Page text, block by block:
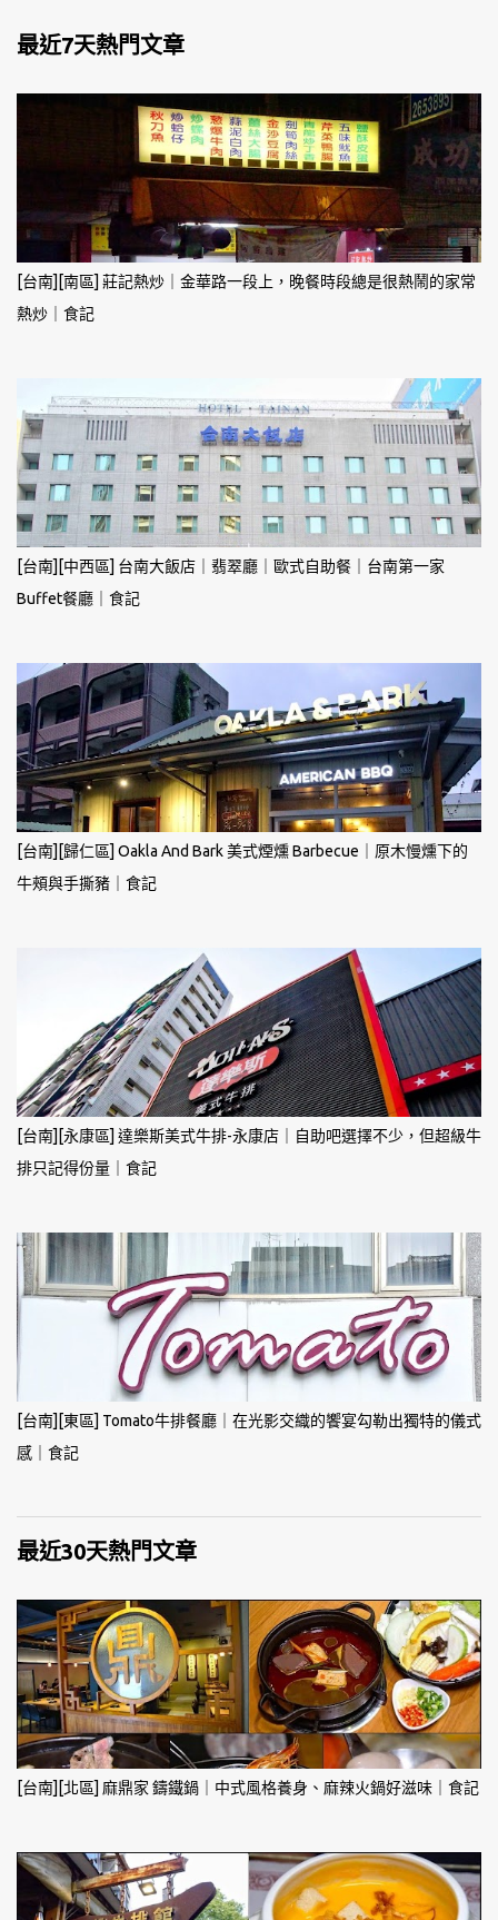
最近7天熱門文章
[台南][南區] 莊記熱炒｜金華路一段上，晚餐時段總是很熱鬧的家常
熱炒｜食記
[台南][中西區] 台南大飯店｜翡翠廳｜歐式自助餐｜台南第一家
Buffet餐廳｜食記
[台南][歸仁區] Oakla And Bark 美式煙燻 Barbecue｜原木慢燻下的
牛頰與手撕豬｜食記
[台南][永康區] 達樂斯美式牛排-永康店｜自助吧選擇不少，但超級牛
排只記得份量｜食記
[台南][東區] Tomato牛排餐廳｜在光影交織的饗宴勾勒出獨特的儀式
感｜食記
最近30天熱門文章
[台南][北區] 麻鼎家 鑄鐵鍋｜中式風格養身、麻辣火鍋好滋味｜食記